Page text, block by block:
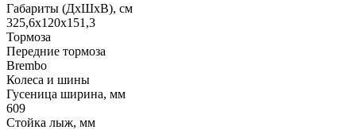
Габариты (ДхШхВ), см
325,6x120x151,3
Тормоза
Передние тормоза
Brembo
Колеса и шины
Гусеница ширина, мм
609
Стойка лыж, мм